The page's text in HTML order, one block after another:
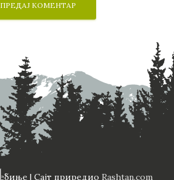
| Сајт приредио Rashtan.com